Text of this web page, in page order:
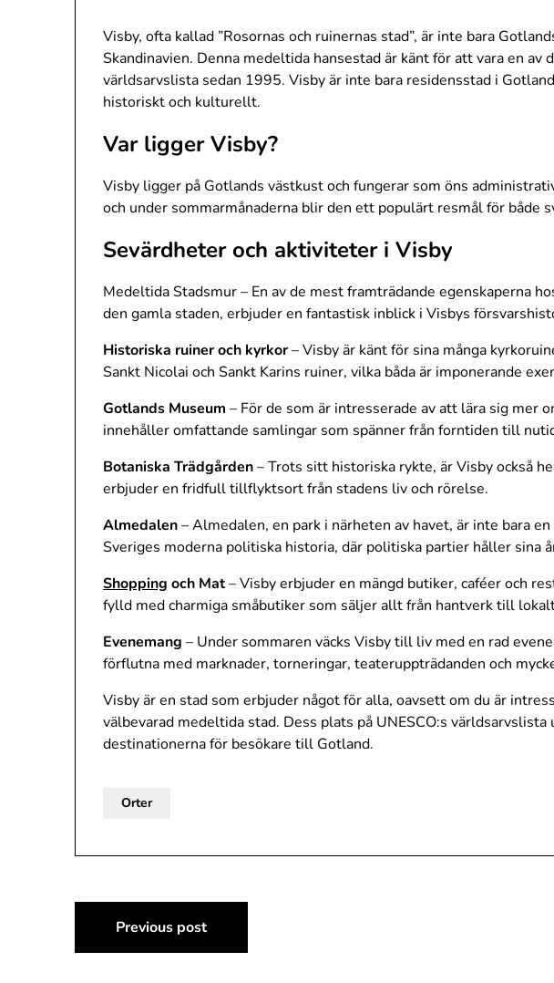
Visby, ofta kallad ”Rosornas och ruinernas stad”, är inte bara
Skandinavien. Denna medeltida hansestad är känt för att vara en
världsarvslista sedan 1995. Visby är inte bara residensstad i
historiskt och kulturellt.
Var ligger Visby?
Visby ligger på Gotlands västkust och fungerar som öns
och under sommarmånaderna blir den ett populärt resmål för både
Sevärdheter och aktiviteter i Visby
Medeltida Stadsmur – En av de mest framträdande egenskaperna
den gamla staden, erbjuder en fantastisk inblick i Visbys
Historiska ruiner och kyrkor– Visby är känt för sina många
Sankt Nicolai och Sankt Karins ruiner, vilka båda är imponerande
Gotlands Museum – För de som är intresserade av att lära sig mer
innehåller omfattande samlingar som spänner från forntiden till
Botaniska Trädgården– Trots sitt historiska rykte, är Visby också
erbjuder en fridfull tillflyktsort från stadens liv och rörelse.
Almedalen– Almedalen, en park i närheten av havet, är inte bara
Sveriges moderna politiska historia, där politiska partier håller sina
Shopping och Mat– Visby erbjuder en mängd butiker, caféer och
fylld med charmiga småbutiker som säljer allt från hantverk till
Evenemang – Under sommaren väcks Visby till liv med en rad
förflutna med marknader, torneringar, teateruppträdanden och
Visby är en stad som erbjuder något för alla, oavsett om du är
välbevarad medeltida stad. Dess plats på UNESCO:s
destinationerna för besökare till Gotland.
Orter
Inläggsnavigering
Previous post